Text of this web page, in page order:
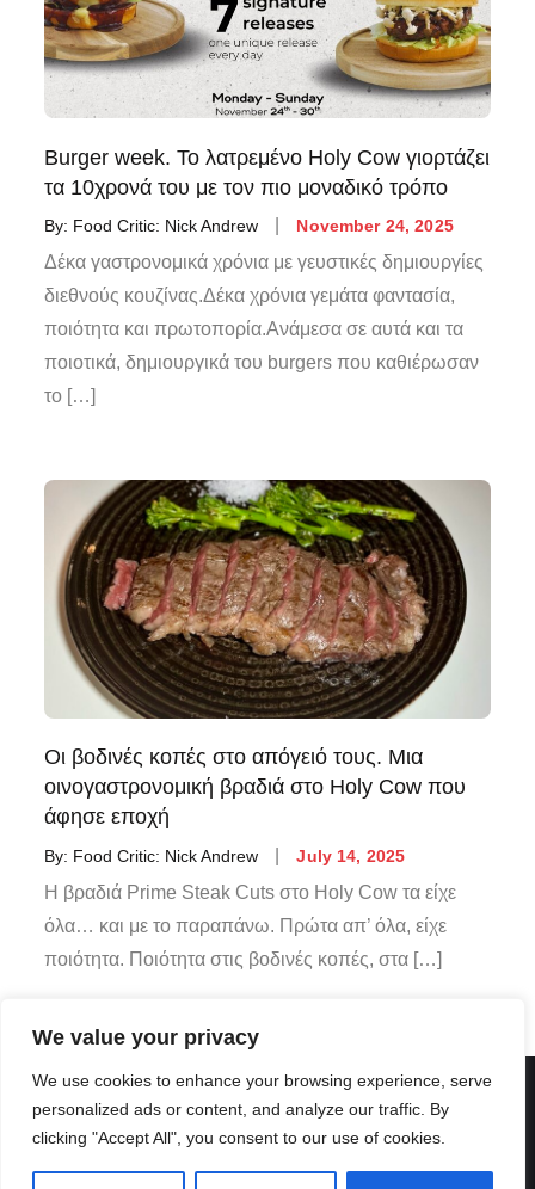
We value your privacy
We use cookies to enhance your browsing experience, serve
personalized ads or content, and analyze our traffic. By
clicking "Accept All", you consent to our use of cookies.
Burger week. Το λατρεμένο Holy Cow γιορτάζει
τα 10χρονά του με τον πιο μοναδικό τρόπο
By: Food Critic: Nick Andrew November 24, 2025
Δέκα γαστρονομικά χρόνια με γευστικές δημιουργίες
διεθνούς κουζίνας.Δέκα χρόνια γεμάτα φαντασία,
ποιότητα και πρωτοπορία.Ανάμεσα σε αυτά και τα
ποιοτικά, δημιουργικά του burgers που καθιέρωσαν
το […]
Οι βοδινές κοπές στο απόγειό τους. Μια
οινογαστρονομική βραδιά στο Holy Cow που
άφησε εποχή
By: Food Critic: Nick Andrew July 14, 2025
Η βραδιά Prime Steak Cuts στο Holy Cow τα είχε
όλα… και με το παραπάνω. Πρώτα απ’ όλα, είχε
ποιότητα. Ποιότητα στις βοδινές κοπές, στα […]